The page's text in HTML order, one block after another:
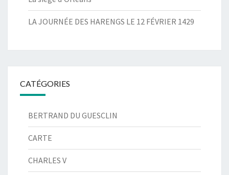
LA JOURNÉE DES HARENGS LE 12 FÉVRIER 1429
CATÉGORIES
BERTRAND DU GUESCLIN
CARTE
CHARLES V